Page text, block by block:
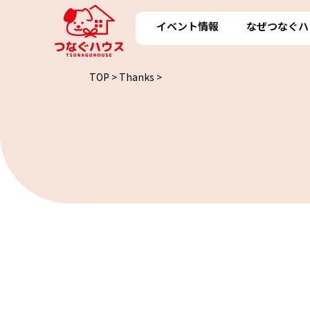
イベント情報 なぜつなぐ
TOP > Thanks >